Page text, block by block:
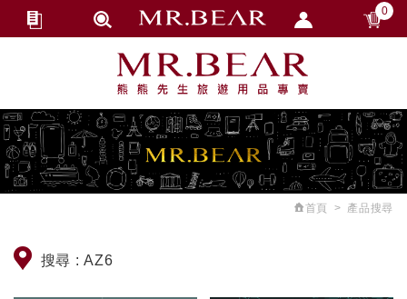
首頁 產品搜尋
搜尋 :AZ6
0
會員登入
會員註冊
忘記密碼
訂單查詢
追蹤清單
繁體中文